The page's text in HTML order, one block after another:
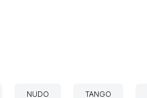
NUDO TANGO